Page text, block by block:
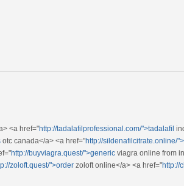
<a href="http://tadalafilprofessional.com/">tadalafil
otc canada</a> <a href="http://sildenafilcitrate.online/
http://buyviagra.quest/">generic viagra online from
zoloft.quest/">order zoloft online</a> <a href="http://